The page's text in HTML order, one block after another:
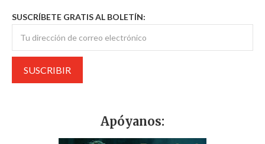
SUSCRÍBETE GRATIS AL BOLETÍN:
Apóyanos: